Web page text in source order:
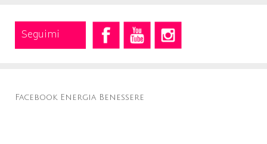
Seguimi
Facebook Energia Benessere